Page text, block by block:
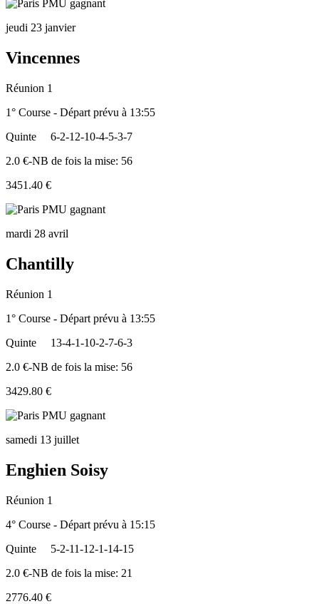
jeudi 23 janvier
Vincennes
Réunion 1
1° Course - Départ prévu à 13:55
Quinte
6-2-12-10-4-5-3-7
2.0 €-NB de fois la mise: 56
3451.40 €
mardi 28 avril
Chantilly
Réunion 1
1° Course - Départ prévu à 13:55
Quinte
13-4-1-10-2-7-6-3
2.0 €-NB de fois la mise: 56
3429.80 €
samedi 13 juillet
Enghien Soisy
Réunion 1
4° Course - Départ prévu à 15:15
Quinte
5-2-11-12-1-14-15
2.0 €-NB de fois la mise: 21
2776.40 €